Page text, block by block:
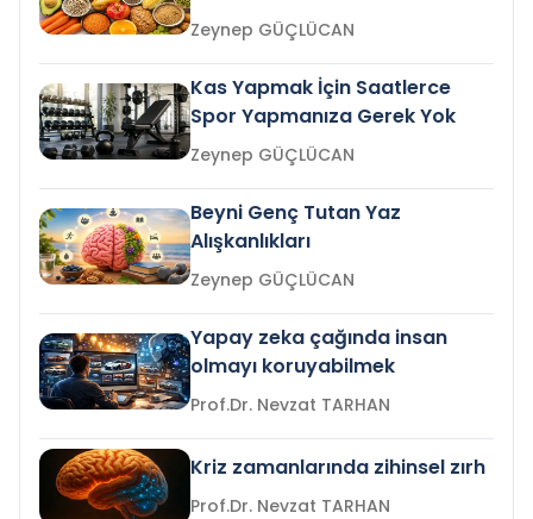
Zeynep GÜÇLÜCAN
Kas Yapmak İçin Saatlerce
Spor Yapmanıza Gerek Yok
Zeynep GÜÇLÜCAN
Beyni Genç Tutan Yaz
Alışkanlıkları
Zeynep GÜÇLÜCAN
Yapay zeka çağında insan
olmayı koruyabilmek
Prof.Dr. Nevzat TARHAN
Kriz zamanlarında zihinsel zırh
Prof.Dr. Nevzat TARHAN